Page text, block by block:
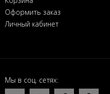
Оформить заказ
Личный кабинет
Мы в соц. сетях